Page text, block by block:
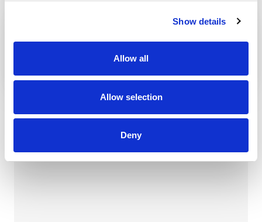
Show details
Allow all
Allow selection
Deny
RIDERS PARK DONOVALY –
OTWARCIE SEZONU
BANSKÁ BYSTRICA